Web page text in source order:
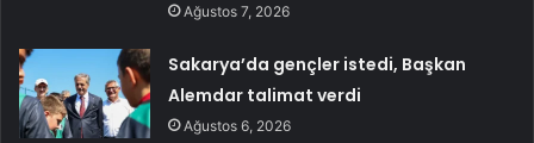
Ağustos 7, 2026
Sakarya’da gençler istedi, Başkan
Alemdar talimat verdi
Ağustos 6, 2026